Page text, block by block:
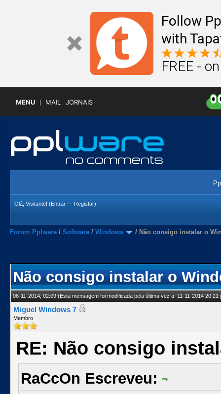
Follow
with
FREE -
MENU MAIL JORNAIS
Olá, Visitante! (Entrar — Registar)
Forum Pplware / Software / Windows / Não consigo instalar o
Não consigo instalar o
06-11-2014, 02:09(Esta mensagem foi modificada pela última vez a: 11-11-2014
Miguel Windows 7
Membro
RE: Não consigo
RaCcOn Escreveu: